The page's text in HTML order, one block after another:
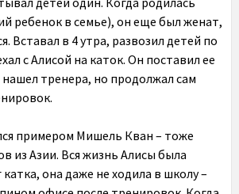
ребенок в семье), он еще был женат,
Вставал в 4 утра, развозил детей по
с Алисой на каток. Он поставил ее
нашел тренера, но продолжал сам
примером Мишель Кван – тоже
из Азии. Вся жизнь Алисы была
она даже не ходила в школу –